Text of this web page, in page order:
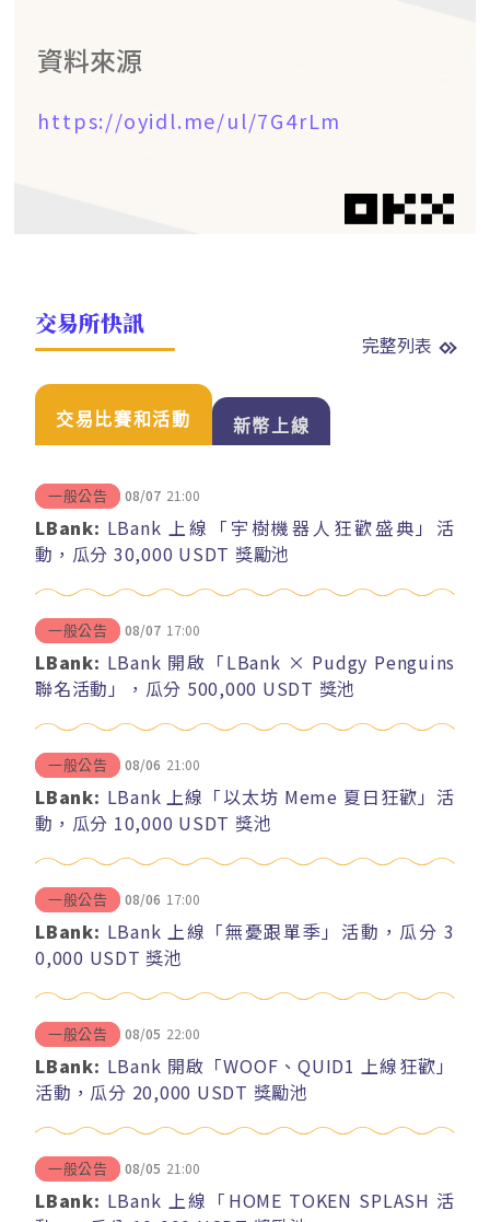
資料來源
https://oyidl.me/ul/7G4rLm
交易所快訊
完整列表
交易比賽和活動 新幣上線
一般公告 08/07 21:00
LBank: LBank 上線「宇樹機器人狂歡盛典」活
動，瓜分 30,000 USDT 獎勵池
一般公告 08/07 17:00
LBank: LBank 開啟「LBank × Pudgy Penguins
聯名活動」，瓜分 500,000 USDT 獎池
一般公告 08/06 21:00
LBank: LBank 上線「以太坊 Meme 夏日狂歡」活
動，瓜分 10,000 USDT 獎池
一般公告 08/06 17:00
LBank: LBank 上線「無憂跟單季」活動，瓜分 3
0,000 USDT 獎池
一般公告 08/05 22:00
LBank: LBank 開啟「WOOF、QUID1 上線狂歡」
活動，瓜分 20,000 USDT 獎勵池
一般公告 08/05 21:00
LBank: LBank 上線「HOME TOKEN SPLASH 活